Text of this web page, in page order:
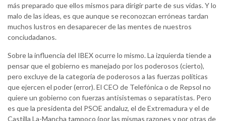
más preparado que ellos mismos para dirigir parte de sus vidas. Y lo
malo de las ideas, es que aunque se reconozcan erróneas tardan
muchos lustros en desaparecer de las mentes de nuestros
conciudadanos.
Sobre la influencia del IBEX ocurre lo mismo. La izquierda tiende a
pensar que el gobierno es manejado por los poderosos (cierto),
pero excluye de la categoría de poderosos a las fuerzas políticas
que ejercen el poder (error). El CEO de Telefónica o de Repsol no
quiere un gobierno con fuerzas antisistemas o separatistas. Pero
es que la presidenta del PSOE andaluz, el de Extremadura y el de
Castilla La-Mancha tampoco (por las mismas razones y por otras de